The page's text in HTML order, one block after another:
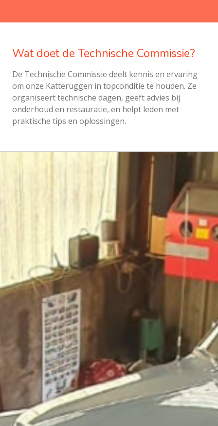
Wat doet de Technische Commissie?
De Technische Commissie deelt kennis en ervaring
om onze Katteruggen in topconditie te houden. Ze
organiseert technische dagen, geeft advies bij
onderhoud en restauratie, en helpt leden met
praktische tips en oplossingen.